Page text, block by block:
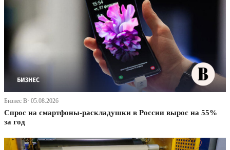
Бизнес В· 05.08.2026
Спрос на смартфоны-раскладушки в России вырос на 55%
за год